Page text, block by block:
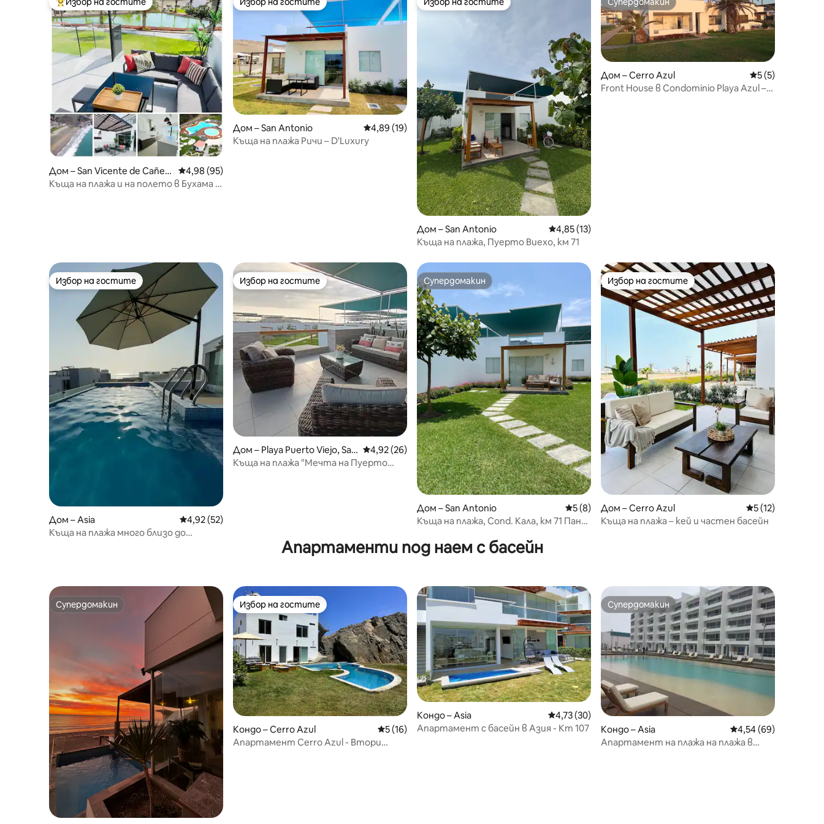
Най-популярен избор на гостите
Дом – San Vicente de Cañet
e
Средна оценка: 4,98 от 5, 95 отзива
4,98 (95)
Къща на плажа и на полето в Бухама |
Избор на гостите
Дом – San Antonio Средна оценка: 4,89 от 5, 19 отзива
4,89 (19)
Къща на плажа Ричи – D'Luxury
Избор на гостите
Дом – San Antonio Средна оценка: 4,85 от 5, 13 отзива
4,85 (13)
Къща на плажа, Пуерто Виехо, км 71
Супердомакин
Дом – Cerro Azul Средна оценка:
5 (5)
Front House в Condominio Playa Azul –
Избор на гостите
Избор на гостите
Дом – Asia Средна оценка: 4,92 от 5, 52 отзива
4,92 (52)
Къща на плажа много близо до
Избор на гостите
Избор на гостите
Дом – Playa Puerto Viejo, San
Antonio
Средна оценка: 4,92 от 5, 26 отзива
4,92 (26)
Къща на плажа "Мечта на Пуерто
Супердомакин
Супердомакин
Дом – San Antonio Средна оценка: 5 от 5, 8 отзива
5 (8)
Къща на плажа, Cond. Кала, км 71 Пан
Избор на гостите
Избор на гостите
Дом – Cerro Azul Средна оценка:
5 (12)
Къща на плажа – кей и частен басейн
Апартаменти под наем с басейн
Супердомакин
Супердомакин Избор на гостите
Избор на гостите
Кондо – Cerro Azul Средна оценка: 5 от 5, 16 отзива
5 (16)
Апартамент Cerro Azul - Втори
Кондо – Asia Средна оценка: 4,73 от 5, 30 отзива
4,73 (30)
Апартамент с басейн в Азия - Km 107
Супердомакин
Супердомакин
Кондо – Asia Средна оценка:
4,54 (69)
Апартамент на плажа на плажа в